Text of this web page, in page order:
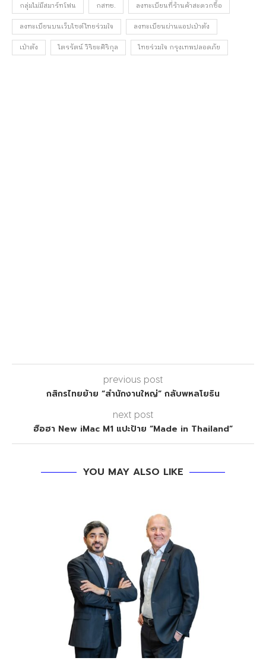
กลุ่มไม่มีสมาร์ทโฟน
กสทช.
ลงทะเบียนที่ร้านค้าสะดวกซื้อ
ลงทะเบียนบนเว็บไซต์ไทยร่วมใจ
ลงทะเบียนผ่านแอปเป๋าตัง
เป๋าตัง
ไตรรัตน์ วิริยะศิริกุล ไทยร่วมใจ กรุงเทพปลอดภัย
previous post
กสิกรไทยย้าย “สำนักงานใหญ่” กลับพหลโยธิน
next post
ฮือฮา New iMac M1 แปะป้าย “Made in Thailand”
YOU MAY ALSO LIKE